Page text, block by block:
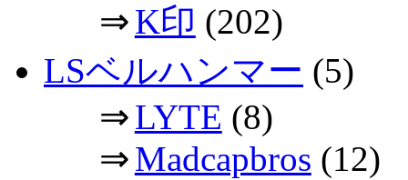
⇒K印 (202)
LSベルハンマー (5)
⇒LYTE (8)
⇒Madcapbros (12)